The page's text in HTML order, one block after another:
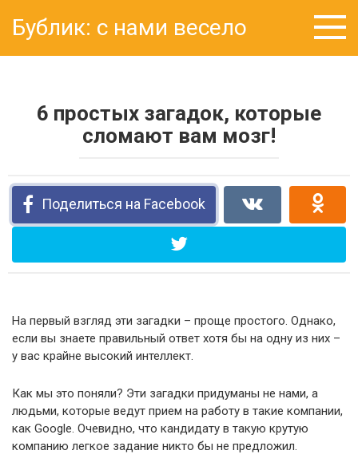
контенту
Бублик: с нами весело
6 простых загадок, которые
сломают вам мозг!
Поделиться на Facebook
На первый взгляд эти загадки – проще простого. Однако,
если вы знаете правильный ответ хотя бы на одну из них –
у вас крайне высокий интеллект.
Как мы это поняли? Эти загадки придуманы не нами, а
людьми, которые ведут прием на работу в такие компании,
как Google. Очевидно, что кандидату в такую крутую
компанию легкое задание никто бы не предложил.